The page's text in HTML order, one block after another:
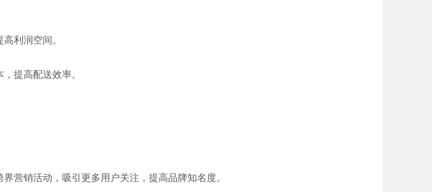
利润空间。
提高配送效率。
营销活动，吸引更多用户关注，提高品牌知名度。